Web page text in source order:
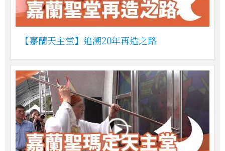
【嘉蘭天主堂】追溯20年再造之路